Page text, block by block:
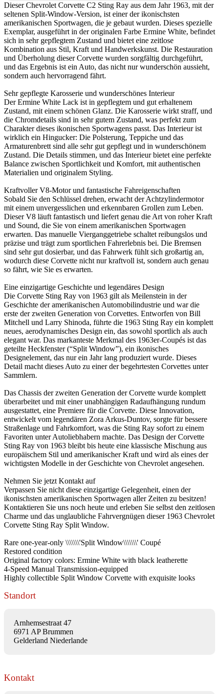
Dieser Chevrolet Corvette C2 Sting Ray aus dem Jahr 1963, mit der
seltenen Split-Window-Version, ist einer der ikonischsten
amerikanischen Sportwagen, die je gebaut wurden. Dieses spezielle
Exemplar, ausgeführt in der originalen Farbe Ermine White, befindet
sich in sehr gepflegtem Zustand und bietet eine zeitlose
Kombination aus Stil, Kraft und Handwerkskunst. Die Restauration
und Überholung dieser Corvette wurden sorgfältig durchgeführt,
und das Ergebnis ist ein Auto, das nicht nur wunderschön aussieht,
sondern auch hervorragend fährt.
Sehr gepflegte Karosserie und wunderschönes Interieur
Der Ermine White Lack ist in gepflegtem und gut erhaltenem
Zustand, mit einem schönen Glanz. Die Karosserie wirkt straff, und
die Chromdetails sind in sehr gutem Zustand, was perfekt zum
Charakter dieses ikonischen Sportwagens passt. Das Interieur ist
wirklich ein Hingucker: Die Polsterung, Teppiche und das
Armaturenbrett sind alle sehr gut gepflegt und in wunderschönem
Zustand. Die Details stimmen, und das Interieur bietet eine perfekte
Balance zwischen Sportlichkeit und Komfort, mit authentischen
Materialien und originalem Styling.
Kraftvoller V8-Motor und fantastische Fahreigenschaften
Sobald Sie den Schlüssel drehen, erwacht der Achtzylindermotor
mit einem unvergesslichen und erkennbaren Grollen zum Leben.
Dieser V8 läuft fantastisch und liefert genau die Art von roher Kraft
und Sound, die Sie von einem amerikanischen Sportwagen
erwarten. Das manuelle Vierganggetriebe schaltet reibungslos und
präzise und trägt zum sportlichen Fahrerlebnis bei. Die Bremsen
sind sehr gut dosierbar, und das Fahrwerk fühlt sich großartig an,
wodurch diese Corvette nicht nur kraftvoll ist, sondern auch genau
so fährt, wie Sie es erwarten.
Eine einzigartige Geschichte und legendäres Design
Die Corvette Sting Ray von 1963 gilt als Meilenstein in der
Geschichte der amerikanischen Automobilindustrie und war die
erste der zweiten Generation von Corvettes. Entworfen von Bill
Mitchell und Larry Shinoda, führte die 1963 Sting Ray ein komplett
neues, aerodynamisches Design ein, das sowohl sportlich als auch
elegant war. Das markanteste Merkmal des 1963er-Coupés ist das
geteilte Heckfenster (“Split Window”), ein ikonisches
Designelement, das nur ein Jahr lang produziert wurde. Dieses
Detail macht dieses Auto zu einer der begehrtesten Corvettes unter
Sammlern.
Das Chassis der zweiten Generation der Corvette wurde komplett
überarbeitet und mit einer unabhängigen Radaufhängung rundum
ausgestattet, eine Premiere für die Corvette. Diese Innovation,
entwickelt vom legendären Zora Arkus-Duntov, sorgte für bessere
Straßenlage und Fahrkomfort, was die Sting Ray sofort zu einem
Favoriten unter Autoliebhabern machte. Das Design der Corvette
Sting Ray von 1963 bleibt bis heute eine klassische Mischung aus
europäischem Stil und amerikanischer Kraft und wird als eines der
wichtigsten Modelle in der Geschichte von Chevrolet angesehen.
Nehmen Sie jetzt Kontakt auf
Verpassen Sie nicht diese einzigartige Gelegenheit, einen der
ikonischsten amerikanischen Sportwagen aller Zeiten zu besitzen!
Kontaktieren Sie uns noch heute und erleben Sie selbst den zeitlosen
Charme und das unglaubliche Fahrvergnügen dieser 1963 Chevrolet
Corvette Sting Ray Split Window.
Rare one-year-only \\\\\\\'Split Window\\\\\\\' Coupé
Restored condition
Original factory colors: Ermine White with black leatherette
4-Speed Manual Transmission-equipped
Highly collectible Split Window Corvette with exquisite looks
Standort
Arnhemsestraat 47
6971 AP Brummen
Gelderland Niederlande
Kontakt